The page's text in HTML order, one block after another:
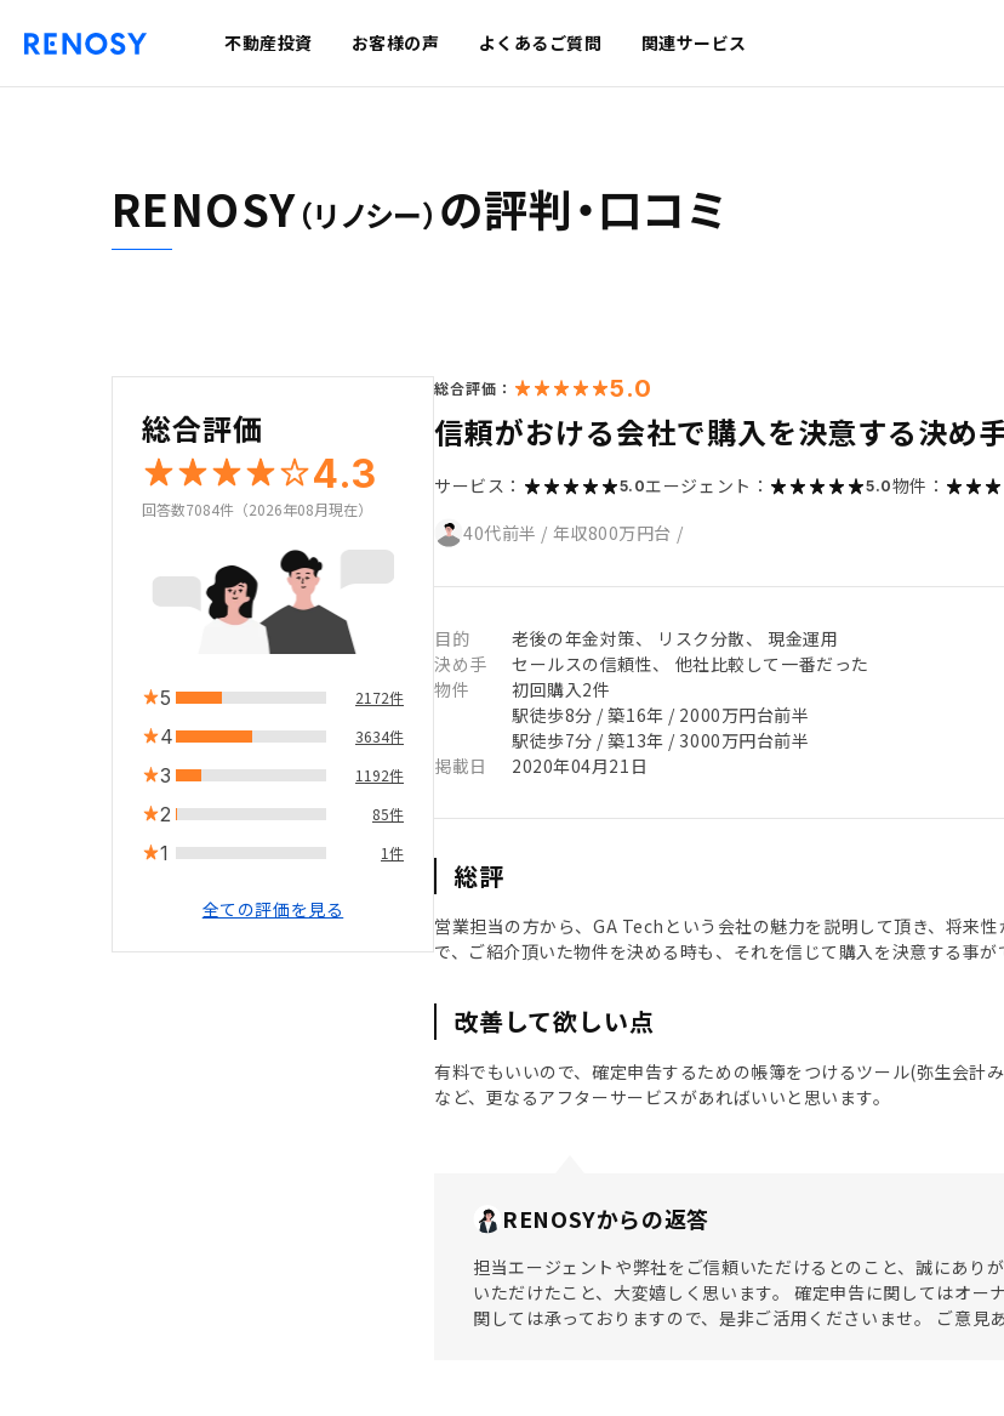
不動産投資 お客様の声 よくあるご質問 関連サービス
RENOSY（リノシー） の評判・口コミ
総合評価
4.3
回答数7084件（2026年08月現在）
5 2172件
4 3634件
3 1192件
2 85件
1 1件
全ての評価を見る
総合評価： 5.0
信頼がおける会社で購入を決意する決め
サービス： 5.0エージェント： 5.0物件：
40代前半 / 年収800万円台 /
目的
老後の年金対策、 リスク分散、 現金運用
決め手
セールスの信頼性、 他社比較して一番だった
物件
初回購入2件
駅徒歩8分 / 築16年 / 2000万円台前半
駅徒歩7分 / 築13年 / 3000万円台前半
掲載日
2020年04月21日
総評
営業担当の方から、GA Techという会社の魅力を説明して頂き、将来
で、ご紹介頂いた物件を決める時も、それを信じて購入を決意する事が
改善して欲しい点
有料でもいいので、確定申告するための帳簿をつけるツール(弥生会計
など、更なるアフターサービスがあればいいと思います。
RENOSYからの返答
担当エージェントや弊社をご信頼いただけるとのこと、誠にあり
いただけたこと、大変嬉しく思います。 確定申告に関してはオ
関しては承っておりますので、是非ご活用くださいませ。 ご意見